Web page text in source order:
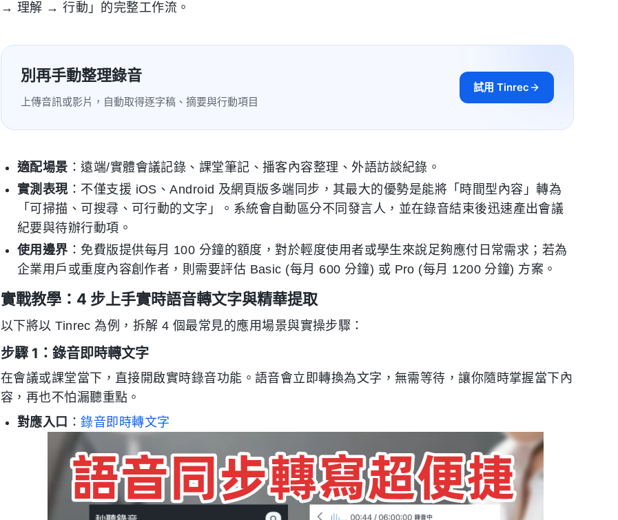
→ 理解 → 行動」的完整工作流。
別再手動整理錄音
上傳音訊或影片，自動取得逐字稿、摘要與行動項目
試用 Tinrec
適配場景 ：遠端/實體會議記錄、課堂筆記、播客內容整理、外語訪談紀錄。
實測表現：不僅支援 iOS、Android 及網頁版多端同步，其最大的優勢是能將「時間型內容」轉為
「可掃描、可搜尋、可行動的文字」。系統會自動區分不同發言人，並在錄音結束後迅速產出會議
紀要與待辦行動項。
使用邊界 ：免費版提供每月 100 分鐘的額度，對於輕度使用者或學生來說足夠應付日常需求；若為
企業用戶或重度內容創作者，則需要評估 Basic (每月 600 分鐘) 或 Pro (每月 1200 分鐘) 方案。
實戰教學：4 步上手實時語音轉文字與精華提取
以下將以 Tinrec 為例，拆解 4 個最常見的應用場景與實操步驟：
步驟 1：錄音即時轉文字
在會議或課堂當下，直接開啟實時錄音功能。語音會立即轉換為文字，無需等待，讓你隨時掌握當下內
容，再也不怕漏聽重點。
對應入口 ：錄音即時轉文字